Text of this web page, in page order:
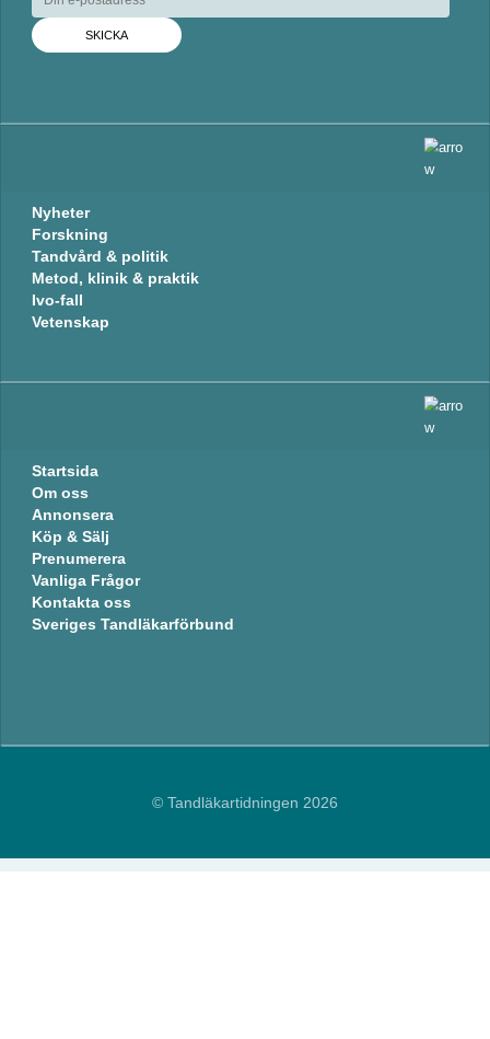
n
o
o
k
Nyheter
Forskning
Tandvård & politik
Metod, klinik & praktik
Ivo-fall
Vetenskap
Startsida
Om oss
Annonsera
Köp & Sälj
Prenumerera
Vanliga Frågor
Kontakta oss
Sveriges Tandläkarförbund
© Tandläkartidningen 2026